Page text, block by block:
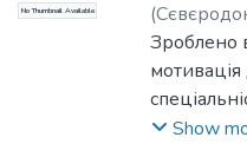
No Thumbnail Available (
Даля,
Зроблено
мотивація
якихShow